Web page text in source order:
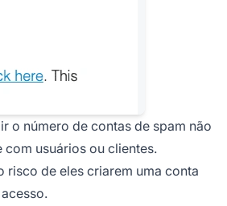
o número de contas de spam não
usuários ou clientes.
de eles criarem uma conta